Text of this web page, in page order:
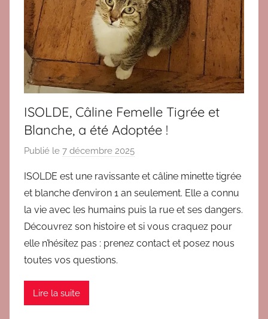
é
e
m
m
n
t
ISOLDE, Câline Femelle Tigrée et
Blanche, a été Adoptée !
Publié le 7 décembre 2025
r
V
E
R
O
ISOLDE est une ravissante et câline minette tigrée
et blanche d’environ 1 an seulement. Elle a connu
la vie avec les humains puis la rue et ses dangers.
Découvrez son histoire et si vous craquez pour
elle n’hésitez pas : prenez contact et posez nous
toutes vos questions.
Lire la suite